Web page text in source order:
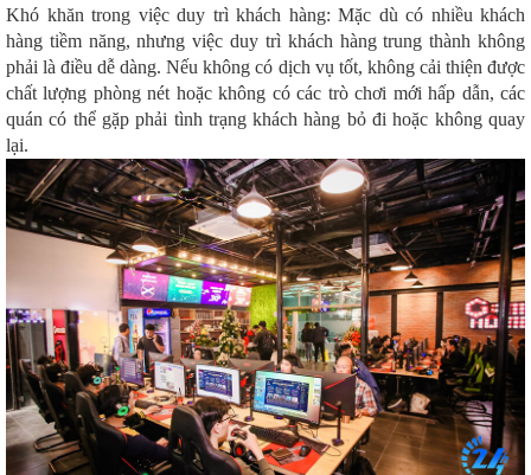
Khó khăn trong việc duy trì khách hàng: Mặc dù có nhiều khách
hàng tiềm năng, nhưng việc duy trì khách hàng trung thành không
phải là điều dễ dàng. Nếu không có dịch vụ tốt, không cải thiện được
chất lượng phòng nét hoặc không có các trò chơi mới hấp dẫn, các
quán có thể gặp phải tình trạng khách hàng bỏ đi hoặc không quay
lại.